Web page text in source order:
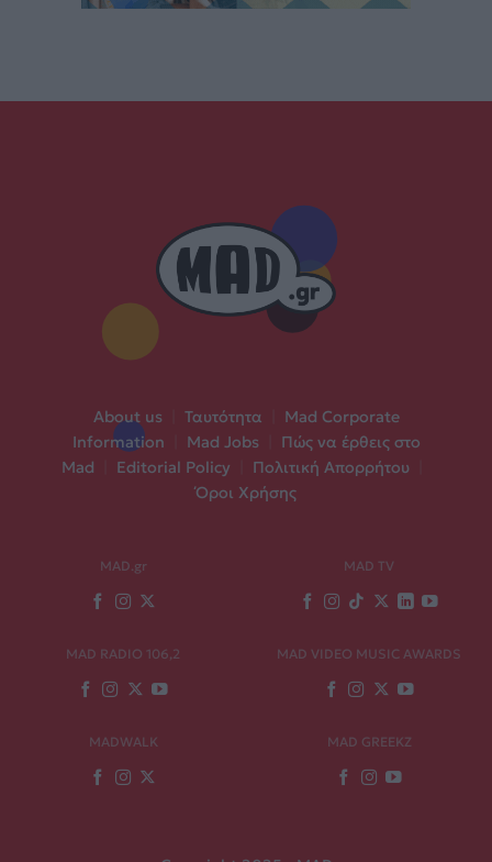
About us Ταυτότητα
Mad Corporate
Information
Mad Jobs
Πώς να έρθεις στο
Mad
Editorial Policy Πολιτική Απορρήτου
Όροι Χρήσης
MAD.gr MAD TV
MAD RADIO 106,2 MAD VIDEO MUSIC AWARDS
MADWALK MAD GREEKZ